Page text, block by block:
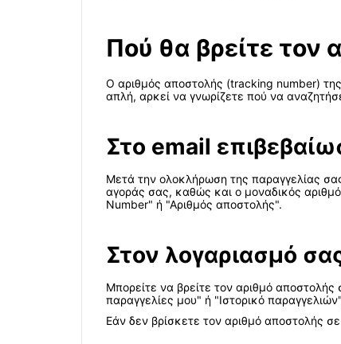
Πού θα βρείτε
Ο αριθμός αποστολής (tracking number)
απλή, αρκεί να γνωρίζετε πού να
Στο email
Μετά την ολοκλήρωση της παραγγελίας
αγοράς σας, καθώς και ο μοναδικός
Number" ή "Αριθμός αποστολής".
Στον λογαριασμό
Μπορείτε να βρείτε τον αριθμό
παραγγελίες μου" ή "Ιστορικό
Εάν δεν βρίσκετε τον αριθμό αποστολής